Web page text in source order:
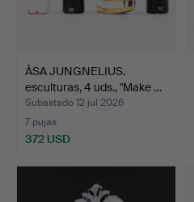
ÅSA JUNGNELIUS.
esculturas, 4 uds., "Make …
Subastado 12 jul 2026
7 pujas
372 USD